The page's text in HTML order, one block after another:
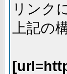
リンク
上記の